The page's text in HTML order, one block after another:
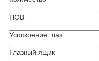
ПОВ
Успокоение глаз
Глазный ящик